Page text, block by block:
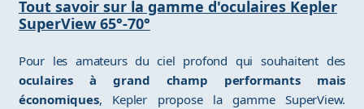
Tout savoir sur la gamme d'oculaires Kepler
SuperView 65°-70°
Pour les amateurs du ciel profond qui souhaitent des
oculaires à grand champ performants mais
économiques, Kepler propose la gamme SuperView.